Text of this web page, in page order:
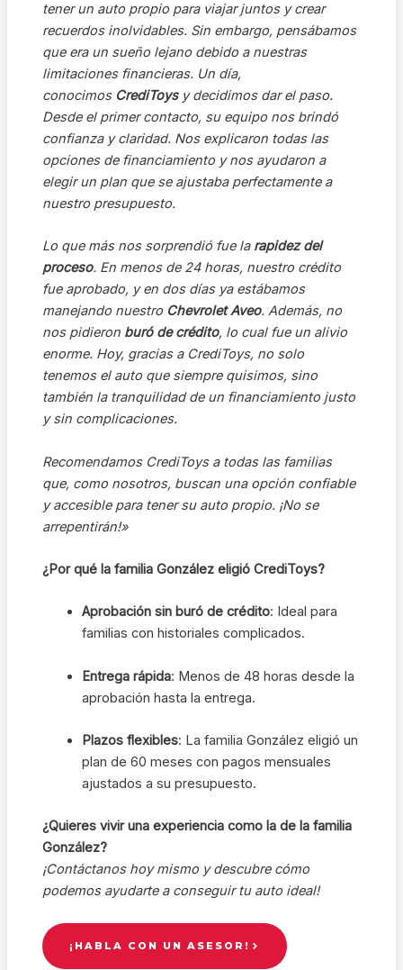
tener un auto propio para viajar juntos y crear
recuerdos inolvidables. Sin embargo, pensábamos
que era un sueño lejano debido a nuestras
limitaciones financieras. Un día,
conocimos CrediToysy decidimos dar el paso.
Desde el primer contacto, su equipo nos brindó
confianza y claridad. Nos explicaron todas las
opciones de financiamiento y nos ayudaron a
elegir un plan que se ajustaba perfectamente a
nuestro presupuesto.
Lo que más nos sorprendió fue la rapidez del
proceso. En menos de 24 horas, nuestro crédito
fue aprobado, y en dos días ya estábamos
manejando nuestro Chevrolet Aveo. Además, no
nos pidieron buró de crédito, lo cual fue un alivio
enorme. Hoy, gracias a CrediToys, no solo
tenemos el auto que siempre quisimos, sino
también la tranquilidad de un financiamiento justo
y sin complicaciones.
Recomendamos CrediToys a todas las familias
que, como nosotros, buscan una opción confiable
y accesible para tener su auto propio. ¡No se
arrepentirán!»
¿Por qué la familia González eligió CrediToys?
Aprobación sin buró de crédito: Ideal para
familias con historiales complicados.
Entrega rápida: Menos de 48 horas desde la
aprobación hasta la entrega.
Plazos flexibles: La familia González eligió un
plan de 60 meses con pagos mensuales
ajustados a su presupuesto.
¿Quieres vivir una experiencia como la de la familia
González?
¡Contáctanos hoy mismo y descubre cómo
podemos ayudarte a conseguir tu auto ideal!
¡HABLA CON UN ASESOR!